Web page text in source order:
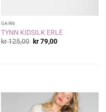
GARN
TYNN KIDSILK ERLE
kr125,00 Opprinnelig
kr79,00Nåværende